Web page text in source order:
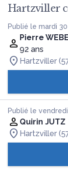
Hartzviller
Publié le mardi
Pierre
92 ans
Hartzviller
Publié le
Quirin JUTZ
Hartzviller